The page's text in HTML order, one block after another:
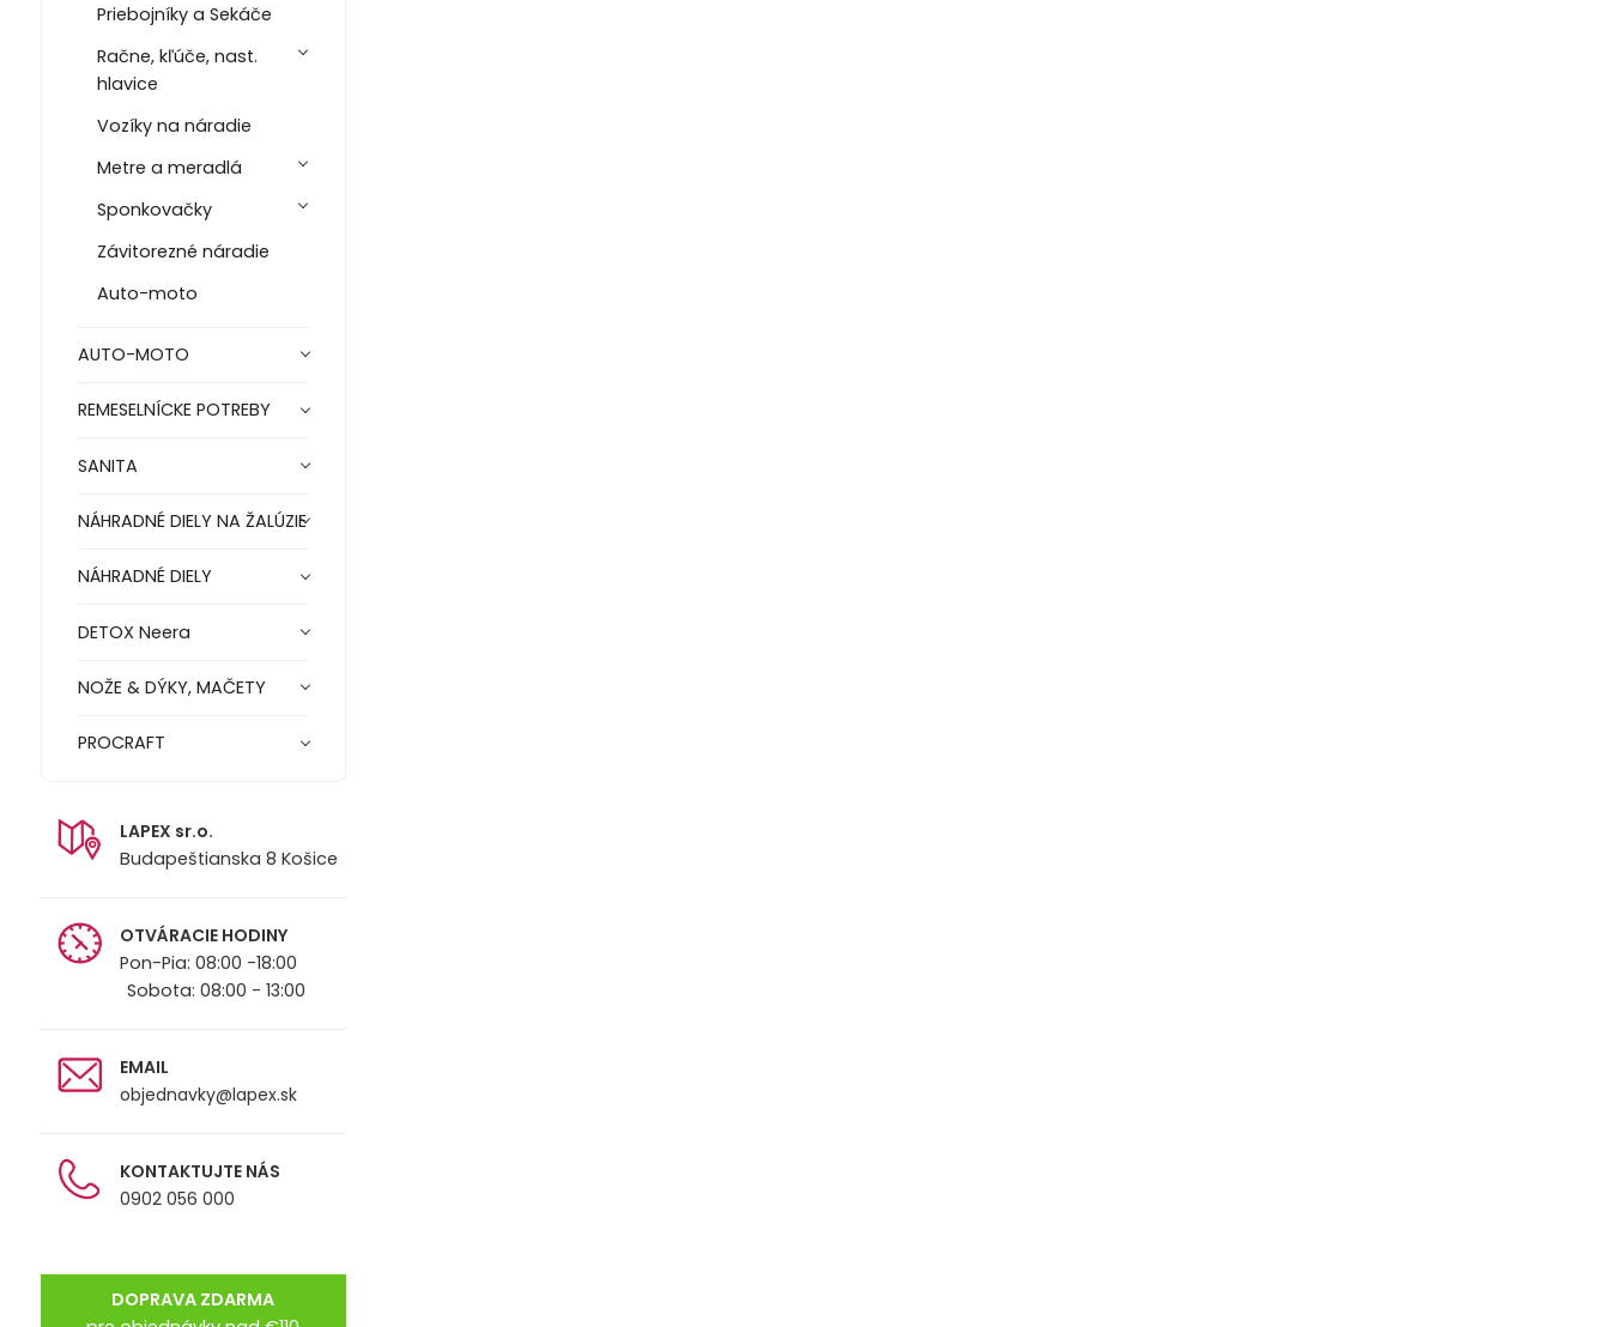
Priebojníky a Sekáče
Račne, kľúče, nast.
hlavice
Vozíky na náradie
Metre a meradlá
Sponkovačky
Závitorezné náradie
Auto-moto
AUTO-MOTO
REMESELNÍCKE POTREBY
SANITA
NÁHRADNÉ DIELY NA ŽALÚZIE
NÁHRADNÉ DIELY
DETOX Neera
NOŽE & DÝKY, MAČETY
PROCRAFT
LAPEX sr.o.
Budapeštianska 8 Košice
OTVÁRACIE HODINY
Pon-Pia: 08:00 -18:00
Sobota: 08:00 - 13:00
EMAIL
objednavky@lapex.sk
KONTAKTUJTE NÁS
0902 056 000
DOPRAVA ZDARMA